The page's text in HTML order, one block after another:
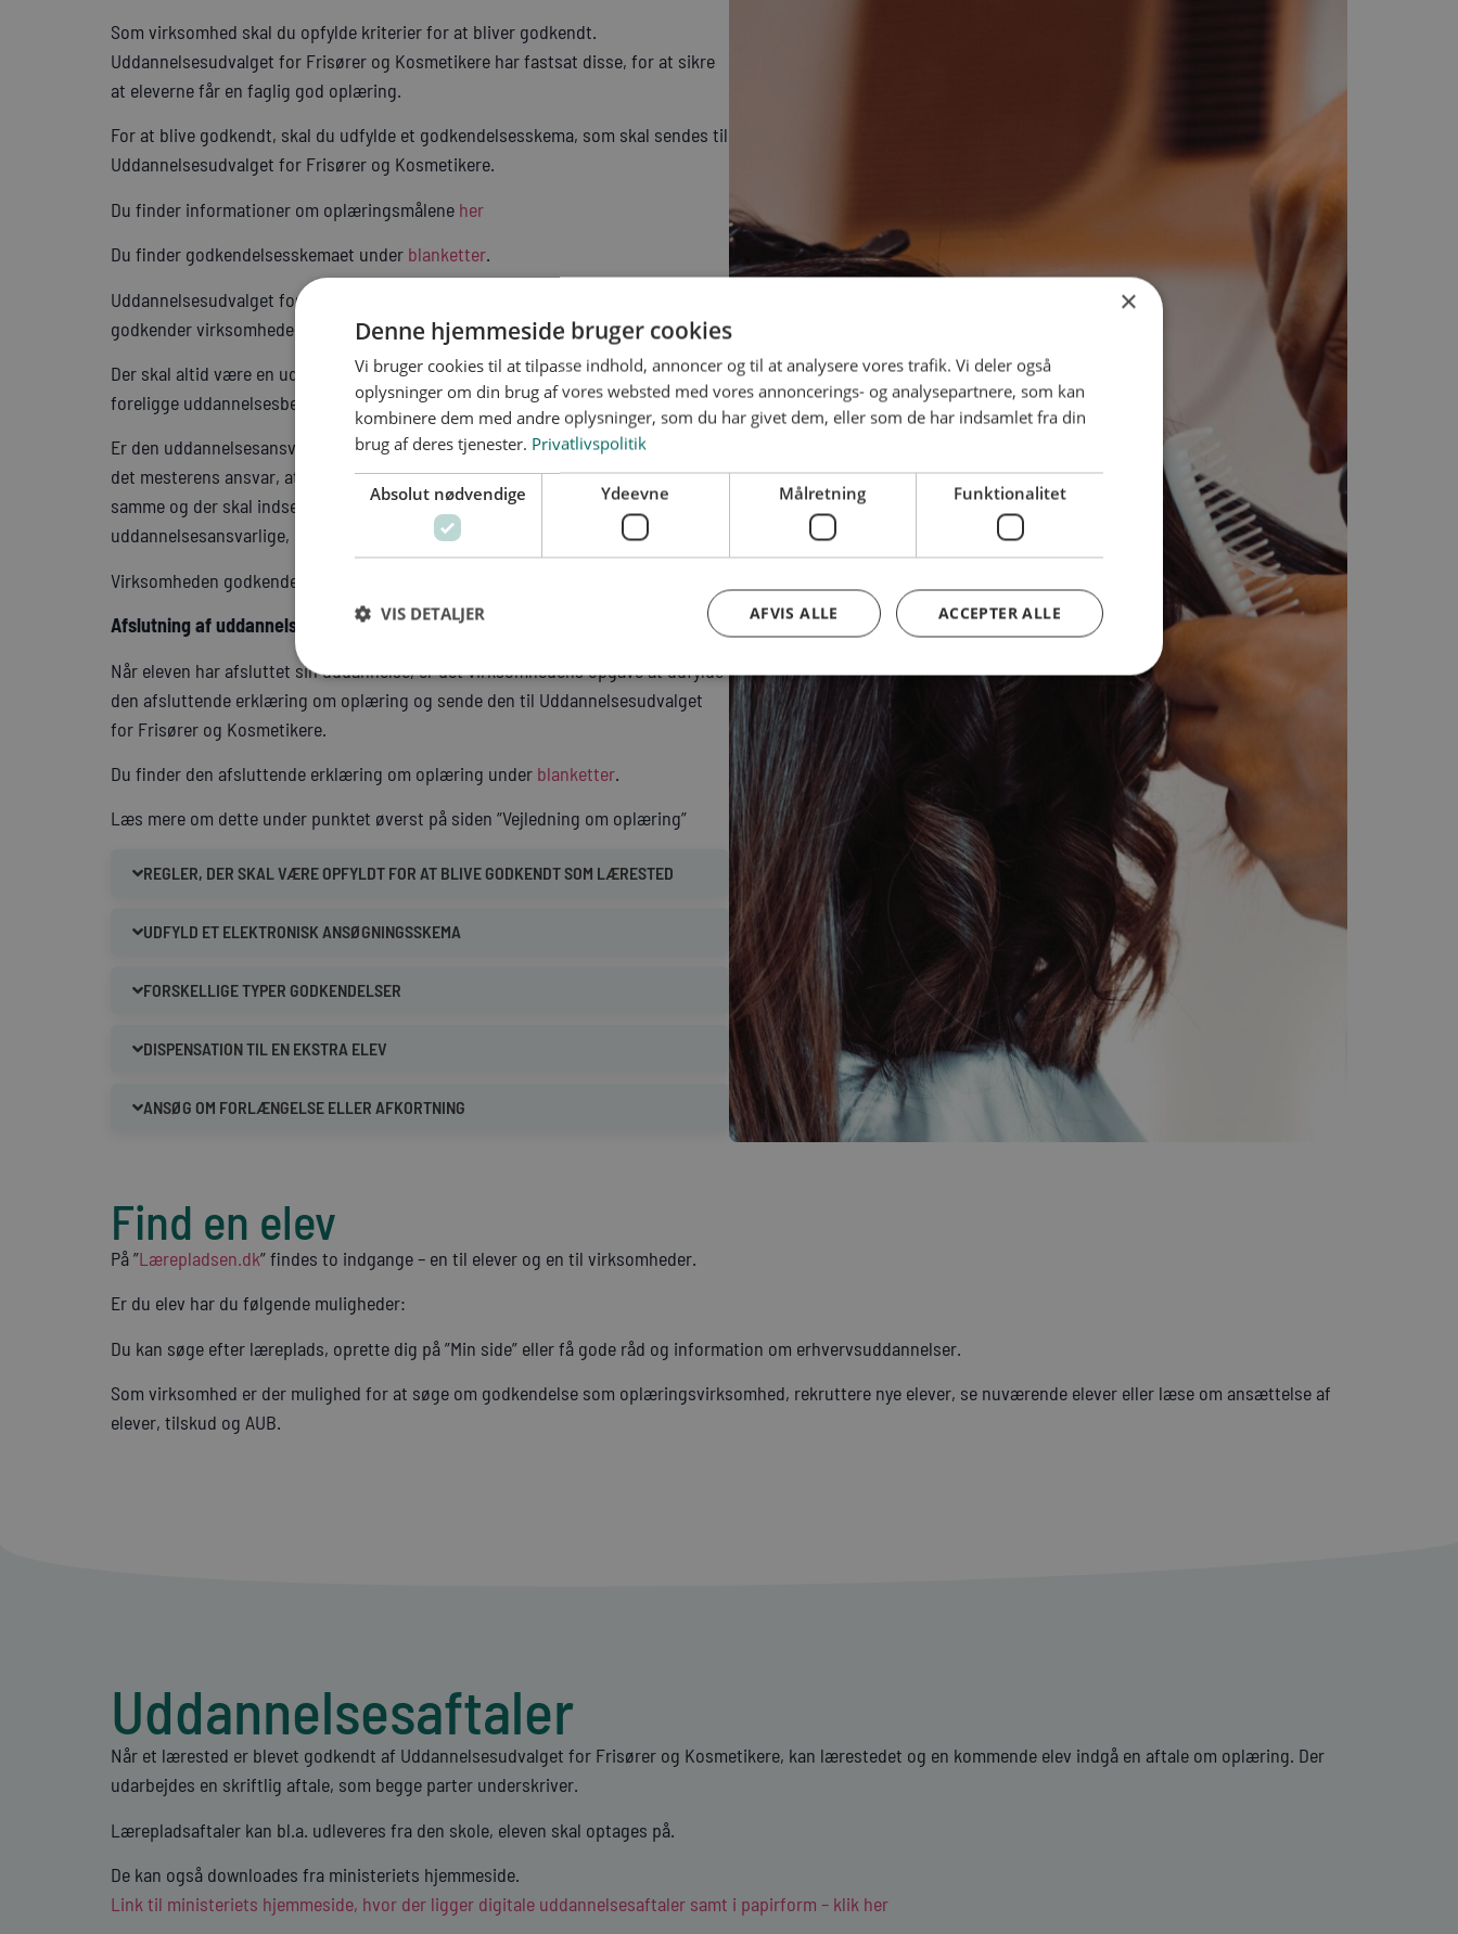
Som virksomhed skal du opfylde kriterier for at bliver godkendt.
Uddannelsesudvalget for Frisører og Kosmetikere har fastsat disse, for at sikre
at eleverne får en faglig god oplæring.
For at blive godkendt, skal du udfylde et godkendelsesskema, som skal sendes til
Uddannelsesudvalget for Frisører og Kosmetikere.
Du finder informationer om oplæringsmålene her
Du finder godkendelsesskemaet under blanketter.
Uddannelsesudvalget for Frisører og Kosmetikere vurderer ansøgningen og
godkender virksomheden som lærested, hvis kriterierne er opfyldt.
Der skal altid være en uddannelsesansvarlig til eleven og som er den, der skal
foreligge uddannelsesbevis på og som i sidste ende gives godkendelse ud fra.
Er den uddannelsesansvarlige IKKE mesteren og den ansatte forlader salonen, er
det mesterens ansvar, at der skal ansættes en ny uddannelsesansvarlig med det
samme og der skal indsendes uddannelsesbevis på den nye
uddannelsesansvarlige, som skal godkendes.
Virksomheden godkendes til 1 elev pr. uddannelsesansvarlig.
Afslutning af uddannelsen
Når eleven har afsluttet sin uddannelse, er det virksomhedens opgave at udfylde
den afsluttende erklæring om oplæring og sende den til Uddannelsesudvalget
for Frisører og Kosmetikere.
Du finder den afsluttende erklæring om oplæring under blanketter.
Læs mere om dette under punktet øverst på siden “Vejledning om oplæring”
REGLER, DER SKAL VÆRE OPFYLDT FOR AT BLIVE GODKENDT SOM LÆRESTED
UDFYLD ET ELEKTRONISK ANSØGNINGSSKEMA
FORSKELLIGE TYPER GODKENDELSER
DISPENSATION TIL EN EKSTRA ELEV
ANSØG OM FORLÆNGELSE ELLER AFKORTNING
Find en elev
På ”Lærepladsen.dk” findes to indgange – en til elever og en til virksomheder.
Er du elev har du følgende muligheder:
Du kan søge efter læreplads, oprette dig på ”Min side” eller få gode råd og information om erhvervsuddannelser.
Som virksomhed er der mulighed for at søge om godkendelse som oplæringsvirksomhed, rekruttere nye elever, se nuværende elever eller læse om ansættelse af
elever, tilskud og AUB.
Uddannelses­aftaler
Når et lærested er blevet godkendt af Uddannelsesudvalget for Frisører og Kosmetikere, kan lærestedet og en kommende elev indgå en aftale om oplæring. Der
udarbejdes en skriftlig aftale, som begge parter underskriver.
Lærepladsaftaler kan bl.a. udleveres fra den skole, eleven skal optages på.
De kan også downloades fra ministeriets hjemmeside.
Link til ministeriets hjemmeside, hvor der ligger digitale uddannelsesaftaler samt i papirform – klik her
×
Denne hjemmeside bruger cookies
Vi bruger cookies til at tilpasse indhold, annoncer og til at analysere vores trafik. Vi deler også
oplysninger om din brug af vores websted med vores annoncerings- og analysepartnere, som kan
kombinere dem med andre oplysninger, som du har givet dem, eller som de har indsamlet fra din
brug af deres tjenester. Privatlivspolitik
Absolut nødvendige Ydeevne Målretning Funktionalitet
ACCEPTER ALLE
AFVIS ALLE
VIS DETALJER